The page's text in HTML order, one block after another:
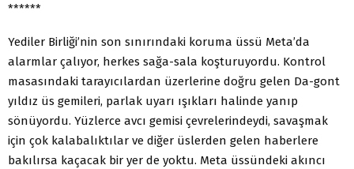
******
Yediler Birliği’nin son sınırındaki koruma üssü Meta’da
alarmlar çalıyor, herkes sağa-sala koşturuyordu. Kontrol
masasındaki tarayıcılardan üzerlerine doğru gelen Da-gont
yıldız üs gemileri, parlak uyarı ışıkları halinde yanıp
sönüyordu. Yüzlerce avcı gemisi çevrelerindeydi, savaşmak
için çok kalabalıktılar ve diğer üslerden gelen haberlere
bakılırsa kaçacak bir yer de yoktu. Meta üssündeki akıncı